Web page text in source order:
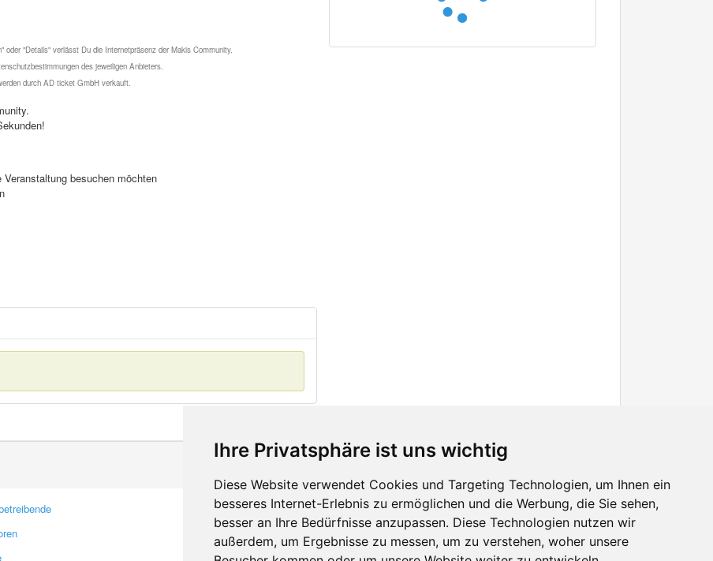
Ihre Privatsphäre ist uns wichtig
Diese Website verwendet Cookies und Targeting Technologien, um Ihnen ein
besseres Internet-Erlebnis zu ermöglichen und die Werbung, die Sie sehen,
besser an Ihre Bedürfnisse anzupassen. Diese Technologien nutzen wir
außerdem, um Ergebnisse zu messen, um zu verstehen, woher unsere
oder "Details" verlässt Du die Internetpräsenz der Makis Community.
des jeweiligen Anbieters.
durch AD ticket GmbH verkauft.
besuchen möchten
Kontakt
Feedback
Fehler melden
Facebook
Twitter
YouTube